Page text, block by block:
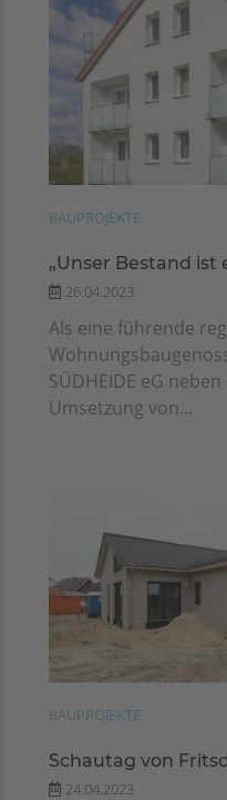
BAUPROJEKTE
„Unser Bestand ist
26.04.2023
Als eine führende
SÜDHEIDE eG
Umsetzung von...
BAUPROJEKTE
Schautag von
24.04.2023